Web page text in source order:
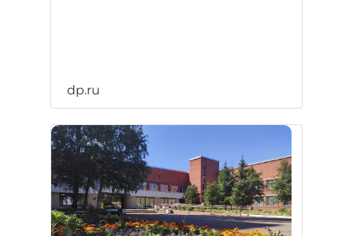
dp.ru